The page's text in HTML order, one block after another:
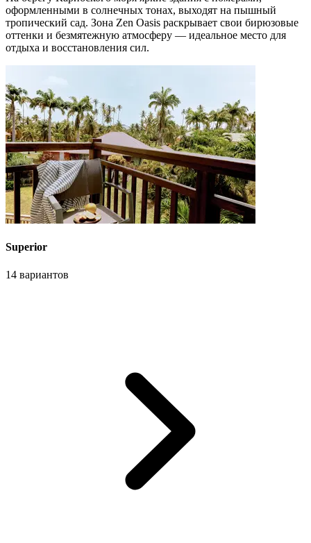
оформленными в солнечных тонах, выходят на пышный
тропический сад. Зона Zen Oasis раскрывает свои бирюзовые
оттенки и безмятежную атмосферу — идеальное место для
отдыха и восстановления сил.
Superior
14 вариантов